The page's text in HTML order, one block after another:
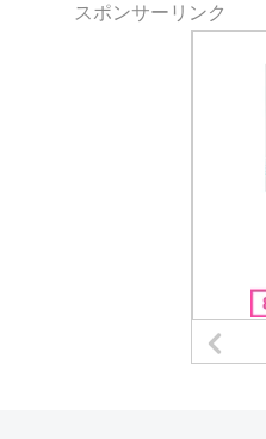
スポンサーリンク